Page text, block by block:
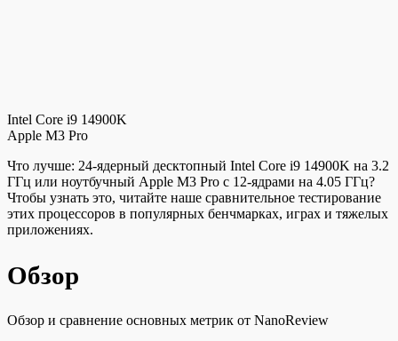
Intel Core i9 14900K
Apple M3 Pro
Что лучше: 24-ядерный десктопный Intel Core i9 14900K на 3.2
ГГц или ноутбучный Apple M3 Pro с 12-ядрами на 4.05 ГГц?
Чтобы узнать это, читайте наше сравнительное тестирование
этих процессоров в популярных бенчмарках, играх и тяжелых
приложениях.
Обзор
Обзор и сравнение основных метрик от NanoReview